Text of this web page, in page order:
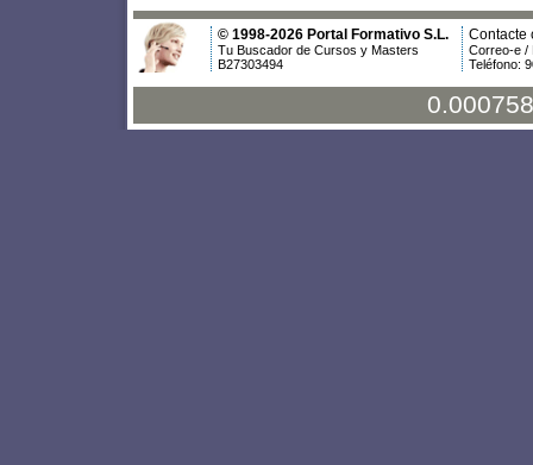
© 1998-2026 Portal Formativo S.L.
Tu Buscador de Cursos y Masters
B27303494
Contacte
Correo-e /
Teléfono: